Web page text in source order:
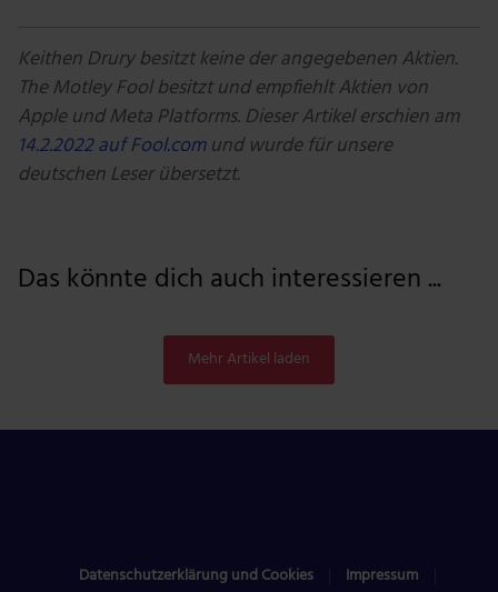
Keithen Drury besitzt keine der angegebenen Aktien.
The Motley Fool besitzt und empfiehlt Aktien von
Apple und Meta Platforms. Dieser Artikel erschien am
14.2.2022 auf Fool.comund wurde für unsere
deutschen Leser übersetzt.
Das könnte dich auch interessieren ...
Mehr Artikel laden
Datenschutzerklärung und Cookies Impressum